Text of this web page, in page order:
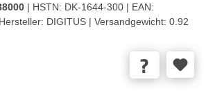
| HSTN: DK-1644-300 | EAN:
Hersteller: DIGITUS | Versandgewicht: 0.92